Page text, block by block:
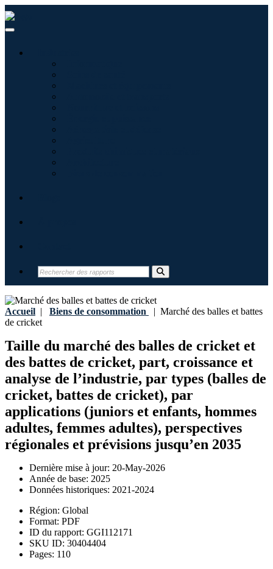
Accueil | Biens de consommation | Marché des balles et battes
de cricket
Taille du marché des balles de cricket et
des battes de cricket, part, croissance et
analyse de l’industrie, par types (balles de
cricket, battes de cricket), par
applications (juniors et enfants, hommes
adultes, femmes adultes), perspectives
régionales et prévisions jusqu’en 2035
Dernière mise à jour: 20-May-2026
Année de base: 2025
Données historiques: 2021-2024
Région: Global
Format: PDF
ID du rapport: GGI112171
SKU ID: 30404404
Pages: 110